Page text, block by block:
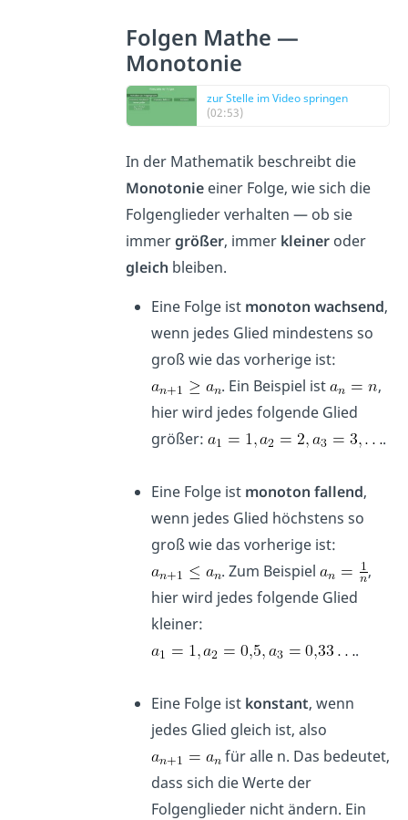
Folgen Mathe —
Monotonie
zur Stelle im Video springen
(02:53)
In der Mathematik beschreibt die
Monotonie einer Folge, wie sich die
Folgenglieder verhalten — ob sie
immergrößer, immer kleiner oder
gleich bleiben.
Eine Folge ist monoton wachsend,
wenn jedes Glied mindestens so
groß wie das vorherige ist:
. Ein Beispiel ist
,
hier wird jedes folgende Glied
größer:
.
Eine Folge ist monoton fallend,
wenn jedes Glied höchstens so
groß wie das vorherige ist:
. Zum Beispiel
,
hier wird jedes folgende Glied
kleiner:
.
Eine Folge ist konstant, wenn
jedes Glied gleich ist, also
für alle n. Das bedeutet,
dass sich die Werte der
Folgenglieder nicht ändern. Ein